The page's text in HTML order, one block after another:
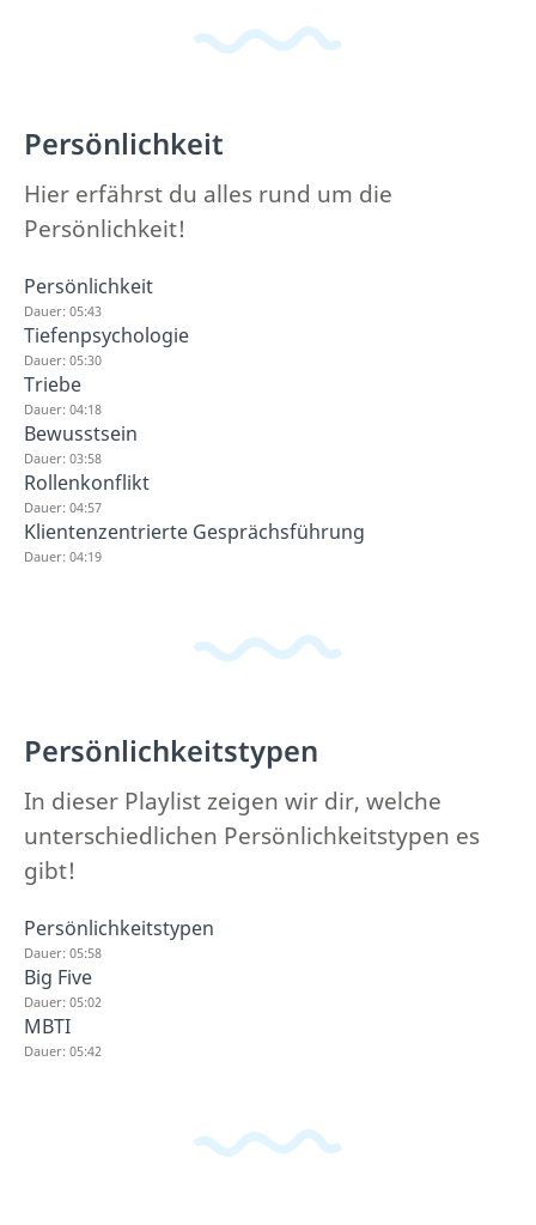
Persönlichkeit
Hier erfährst du alles rund um die
Persönlichkeit!
Persönlichkeit
Dauer: 05:43
Tiefenpsychologie
Dauer: 05:30
Triebe
Dauer: 04:18
Bewusstsein
Dauer: 03:58
Rollenkonflikt
Dauer: 04:57
Klientenzentrierte Gesprächsführung
Dauer: 04:19
Persönlichkeitstypen
In dieser Playlist zeigen wir dir, welche
unterschiedlichen Persönlichkeitstypen es
gibt!
Persönlichkeitstypen
Dauer: 05:58
Big Five
Dauer: 05:02
MBTI
Dauer: 05:42